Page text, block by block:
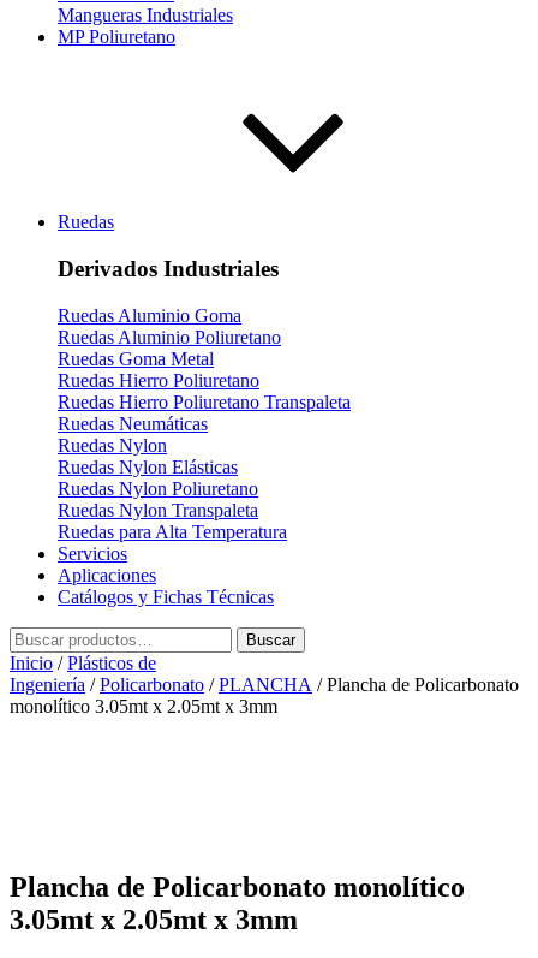
Mangueras Industriales
MP Poliuretano
Ruedas
Derivados Industriales
Ruedas Aluminio Goma
Ruedas Aluminio Poliuretano
Ruedas Goma Metal
Ruedas Hierro Poliuretano
Ruedas Hierro Poliuretano Transpaleta
Ruedas Neumáticas
Ruedas Nylon
Ruedas Nylon Elásticas
Ruedas Nylon Poliuretano
Ruedas Nylon Transpaleta
Ruedas para Alta Temperatura
Servicios
Aplicaciones
Catálogos y Fichas Técnicas
Buscar
por:
Buscar
Inicio /Plásticos de
Ingeniería /Policarbonato /PLANCHA / Plancha de Policarbonato
monolítico 3.05mt x 2.05mt x 3mm
Plancha de Policarbonato monolítico
3.05mt x 2.05mt x 3mm